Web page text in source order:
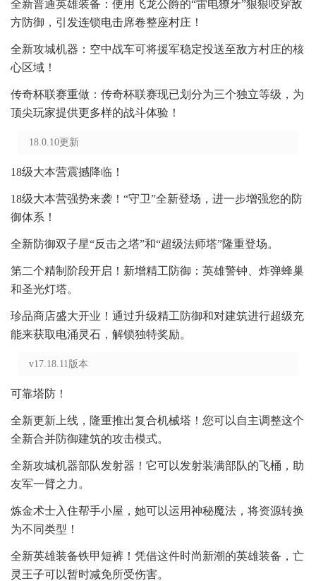
全新普通英雄装备：使用飞龙公爵的“雷电獠牙”狠狠咬穿敌
方防御，引发连锁电击席卷整座村庄！
全新攻城机器：空中战车可将援军稳定投送至敌方村庄的核
心区域！
传奇杯联赛重做：传奇杯联赛现已划分为三个独立等级，为
顶尖玩家提供更多样的战斗体验！
18.0.10更新
18级大本营震撼降临！
18级大本营强势来袭！“守卫”全新登场，进一步增强您的防
御体系！
全新防御双子星“反击之塔”和“超级法师塔”隆重登场。
第二个精制阶段开启！新增精工防御：英雄警钟、炸弹蜂巢
和圣光灯塔。
珍品商店盛大开业！通过升级精工防御和对建筑进行超级充
能来获取电涌灵石，解锁独特奖励。
v17.18.11版本
可靠塔防！
全新更新上线，隆重推出复合机械塔！您可以自主调整这个
全新合并防御建筑的攻击模式。
全新攻城机器部队发射器！它可以发射装满部队的飞桶，助
友军一臂之力。
炼金术士入住帮手小屋，她可以运用神秘魔法，将资源转换
为不同类型！
全新英雄装备铁甲短裤！凭借这件时尚新潮的英雄装备，亡
灵王子可以暂时减免所受伤害。